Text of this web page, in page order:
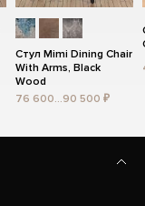
Стул Mimi Dining Chair
With Arms, Black
Wood
76 600...90 500 ₽